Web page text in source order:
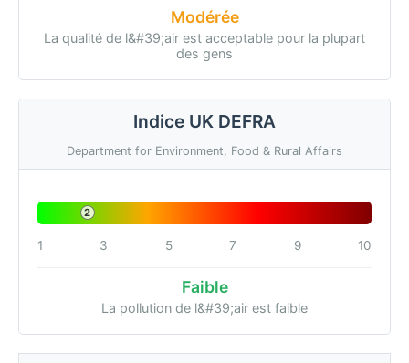
Modérée
La qualité de l&#39;air est acceptable pour la plupart
des gens
Indice UK DEFRA
Department for Environment, Food & Rural Affairs
2
1 3 5 7 9 10
Faible
La pollution de l&#39;air est faible